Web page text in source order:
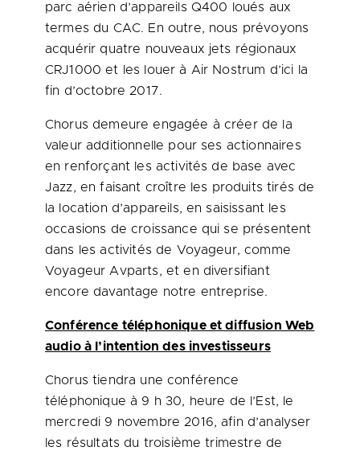
parc aérien d’appareils Q400 loués aux
termes du CAC. En outre, nous prévoyons
acquérir quatre nouveaux jets régionaux
CRJ1000 et les louer à Air Nostrum d’ici la
fin d’octobre 2017.
Chorus demeure engagée à créer de la
valeur additionnelle pour ses actionnaires
en renforçant les activités de base avec
Jazz, en faisant croître les produits tirés de
la location d’appareils, en saisissant les
occasions de croissance qui se présentent
dans les activités de Voyageur, comme
Voyageur Avparts, et en diversifiant
encore davantage notre entreprise.
Conférence téléphonique et diffusion Web
audio à l’intention des investisseurs
Chorus tiendra une conférence
téléphonique à 9 h 30, heure de l’Est, le
mercredi 9 novembre 2016, afin d’analyser
les résultats du troisième trimestre de